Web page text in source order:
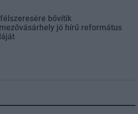
bővítik
jó hírű református